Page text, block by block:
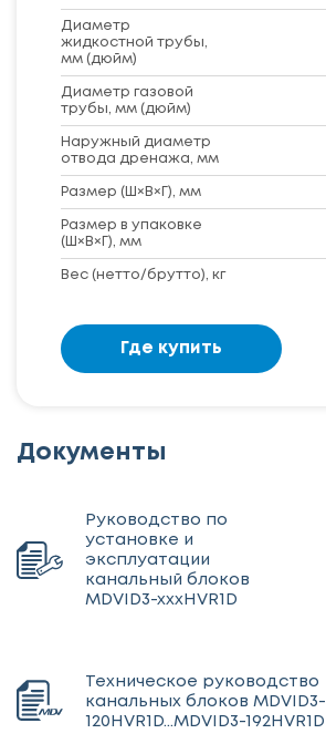
Диаметр
жидкостной трубы,
мм (дюйм)
Диаметр газовой
трубы, мм (дюйм)
Наружный диаметр
отвода дренажа, мм
Размер (Ш×В×Г), мм
Размер в упаковке
(Ш×В×Г), мм
Вес (нетто/брутто), кг
Где купить
Документы
Руководство по
установке и
эксплуатации
канальный блоков
MDVID3-xxxHVR1D
Техническое руководство
канальных блоков MDVID3-
120HVR1D...MDVID3-192HVR1D